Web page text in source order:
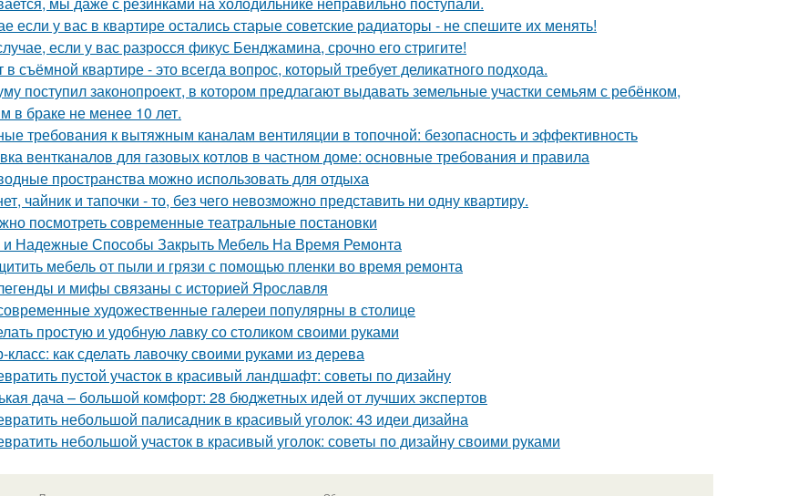
если у вас в квартире остались старые советские радиаторы - не спешите их менять!
если у вас разросся фикус Бенджамина, срочно его стригите!
в съёмной квартире - это всегда вопрос, который требует деликатного подхода.
поступил законопроект, в котором предлагают выдавать земельные участки семьям с ребёнком,
в браке не менее 10 лет.
требования к вытяжным каналам вентиляции в топочной: безопасность и эффективность
вентканалов для газовых котлов в частном доме: основные требования и правила
пространства можно использовать для отдыха
чайник и тапочки - то, без чего невозможно представить ни одну квартиру.
посмотреть современные театральные постановки
и Надежные Способы Закрыть Мебель На Время Ремонта
мебель от пыли и грязи с помощью пленки во время ремонта
и мифы связаны с историей Ярославля
художественные галереи популярны в столице
простую и удобную лавку со столиком своими руками
класс: как сделать лавочку своими руками из дерева
пустой участок в красивый ландшафт: советы по дизайну
дача – большой комфорт: 28 бюджетных идей от лучших экспертов
небольшой палисадник в красивый уголок: 43 идеи дизайна
небольшой участок в красивый уголок: советы по дизайну своими руками